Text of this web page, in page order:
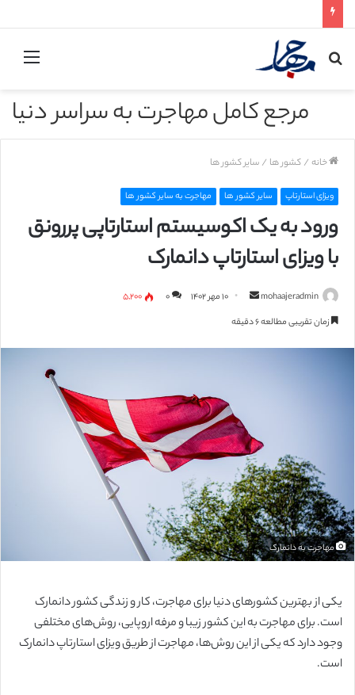
جستجو
مرجع کامل مهاجرت به سراسر دنیا
خانه / کشور ها / سایر کشور ها
ویزای استارتاپ سایر کشور ها مهاجرت به سایر کشور ها
ورود به یک اکوسیستم استارتاپی پررونق
با ویزای استارتاپ دانمارک
mohaajeradmin
ر
ا
ی
م
ی
ل
۱۰ مهر ۱۴۰۲ ۰
۵,۲۰۰
زمان تقریبی مطالعه ۶ دقیقه
مهاجرت به دانمارک
یکی از بهترین کشورهای دنیا برای مهاجرت، کار و زندگی کشور دانمارک
است. برای مهاجرت به این کشور زیبا و مرفه اروپایی، روش‌های مختلفی
وجود دارد که یکی از این روش‌ها، مهاجرت از طریق ویزای استارتاپ دانمارک
است.